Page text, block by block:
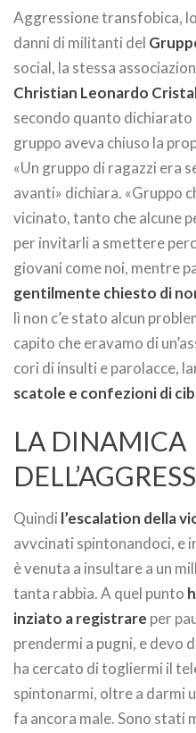
Aggressione transfobica,
danni di militanti del
social, la stessa
Christian Leonardo
secondo quanto
gruppo aveva chiuso la
«Un gruppo di ragazzi era
avanti» dichiara. «Gruppo
vicinato, tanto che alcune
per invitarli a smettere
giovani come noi, mentre
gentilmente chiesto di
lì non c’e stato alcun
capito che eravamo di
cori di insulti e parolacce,
scatole e confezioni di
LA DINAMICA
Quindi l’escalation della
avvcinati spintonandoci, e
è venuta a insultare a un
tanta rabbia. A quel punto
inziato a registrare per
prendermi a pugni, e devo
ha cercato di togliermi il
spintonarmi, oltre a darmi
fa ancora male. Sono stati